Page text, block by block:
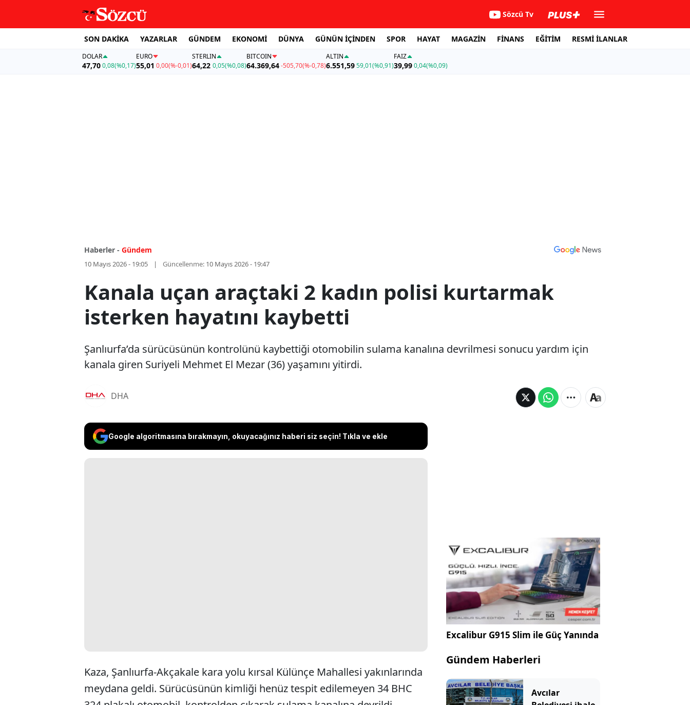
Sözcü Tv
SON DAKİKA YAZARLAR GÜNDEM EKONOMİ DÜNYA GÜNÜN İÇİNDEN SPOR HAYAT MAGAZİN FİNANS EĞİTİM RESMİ İLANLAR
DOLAR
47,700,08(%0,17)
EURO
55,01 0,00(%-0,01)
STERLIN
64,22 0,05(%0,08)
BITCOIN
64.369,64-505,70(%-0,78)
ALTIN
6.551,5959,01(%0,91)
FAİZ
39,990,04(%0,09)
Haberler - Gündem
10 Mayıs 2026 - 19:05 Güncellenme: 10 Mayıs 2026 - 19:47
Kanala uçan araçtaki 2 kadın polisi kurtarmak
isterken hayatını kaybetti
Şanlıurfa’da sürücüsünün kontrolünü kaybettiği otomobilin sulama kanalına devrilmesi sonucu yardım için
kanala giren Suriyeli Mehmet El Mezar (36) yaşamını yitirdi.
DHA
Google algoritmasına bırakmayın, okuyacağınız haberi siz seçin! Tıkla ve ekle
Kaza, Şanlıurfa-Akçakale kara yolu kırsal Külünçe Mahallesi yakınlarında
meydana geldi. Sürücüsünün kimliği henüz tespit edilemeyen 34 BHC
Excalibur G915 Slim ile Güç Yanında
Gündem Haberleri
Avcılar